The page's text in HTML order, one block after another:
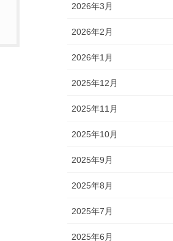
2026年3月
2026年2月
2026年1月
2025年12月
2025年11月
2025年10月
2025年9月
2025年8月
2025年7月
2025年6月